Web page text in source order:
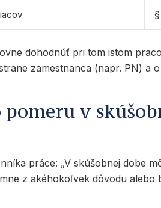
dohodnúť pri tom istom
zamestnanca (napr. PN) a
v
práce: „V skúšobnej dobe
z akéhokoľvek dôvodu alebo